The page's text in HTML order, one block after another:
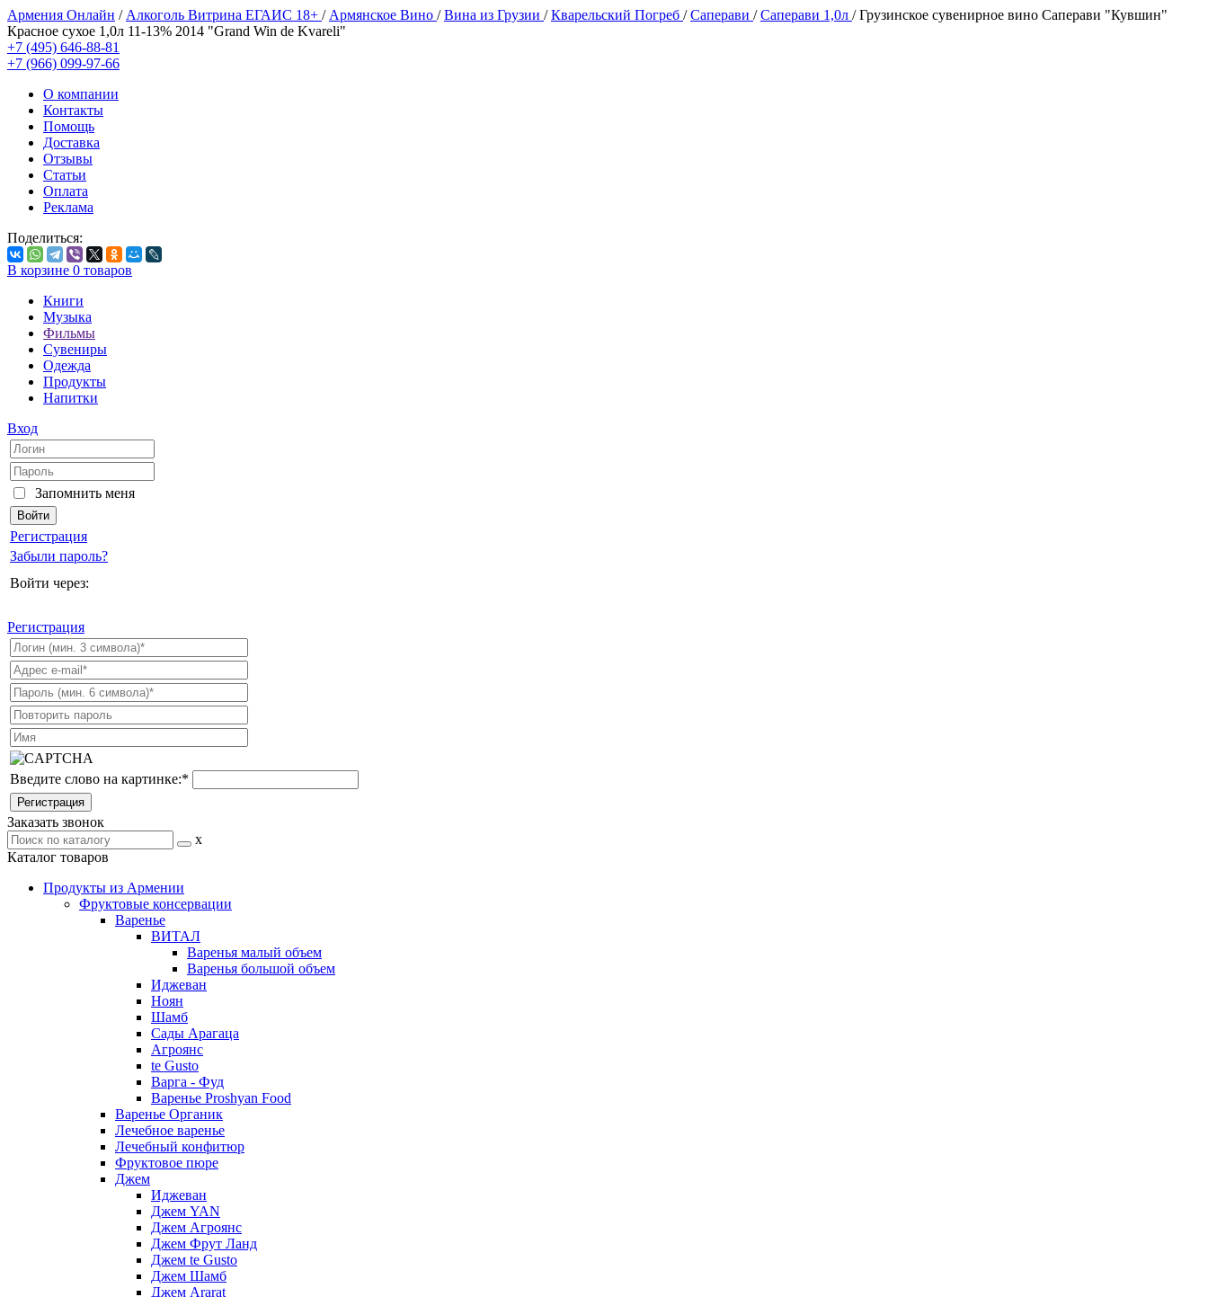
Армения Онлайн / Алкоголь Витрина ЕГАИС 18+ / Армянское Вино /Вина из Грузии /Кварельский Погреб /Саперави /Саперави 1,0л /Грузинское сувенирное вино Саперави "Кувшин"
Красное сухое 1,0л 11-13% 2014 "Grand Win de Kvareli"
+7 (495) 646-88-81
+7 (966) 099-97-66
О компании
Контакты
Помощь
Доставка
Отзывы
Статьи
Оплата
Реклама
Поделиться:
В корзине 0 товаров
Книги
Музыка
Фильмы
Сувениры
Одежда
Продукты
Напитки
Вход
Запомнить меня
Регистрация
Забыли пароль?
Войти через:
Регистрация
Введите слово на картинке:*
Заказать звонок
x
Каталог товаров
Продукты из Армении
Фруктовые консервации
Варенье
ВИТАЛ
Варенья малый объем
Варенья большой объем
Иджеван
Ноян
Шамб
Сады Арагаца
Агроянс
te Gusto
Варга - Фуд
Варенье Proshyan Food
Варенье Органик
Лечебное варенье
Лечебный конфитюр
Фруктовое пюре
Джем
Иджеван
Джем YAN
Джем Агроянс
Джем Фрут Ланд
Джем te Gusto
Джем Шамб
Джем Ararat